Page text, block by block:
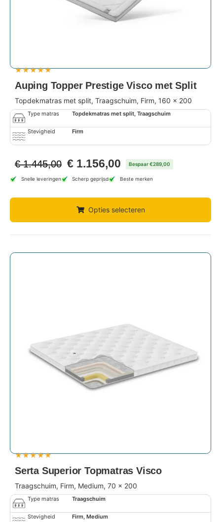
★★★★★
Auping Topper Prestige Visco met Split
Topdekmatras met split, Traagschuim, Firm, 160 x 200
Type matras Topdekmatras met split, Traagschuim
Stevigheid Firm
€1.445,00 € 1.156,00 Bespaar €289,00
Snelle leveringen Scherp geprijsd Beste merken
Opties selecteren
★★★★★
Serta Superior Topmatras Visco
Traagschuim, Firm, Medium, 70 x 200
Type matras Traagschuim
Stevigheid Firm, Medium